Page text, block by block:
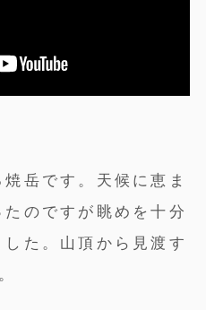
岳です。天候に恵ま
のですが眺めを十分
た。山頂から見渡す